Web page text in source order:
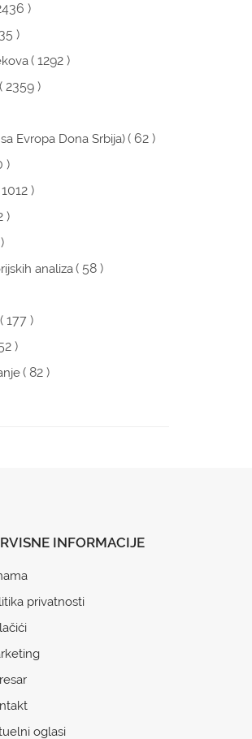
)
)
( 1292 )
( 2359 )
Evropa Dona Srbija)( 62 )
)
)
)
analiza( 58 )
( 177 )
)
( 82 )
INFORMACIJE
privatnosti
oglasi